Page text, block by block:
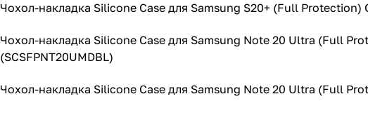
Чохол-накладка Silicone Case для Samsung S20+ (Full Protection)
Чохол-накладка Silicone Case для Samsung Note 20 Ultra (Full
(SCSFPNT20UMDBL)
Чохол-накладка Silicone Case для Samsung Note 20 Ultra (Full